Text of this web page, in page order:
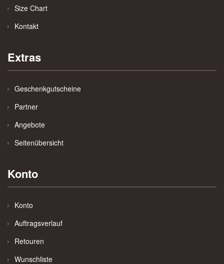
Size Chart
Kontakt
Extras
Geschenkgutscheine
Partner
Angebote
Seitenübersicht
Konto
Konto
Auftragsverlauf
Retouren
Wunschliste